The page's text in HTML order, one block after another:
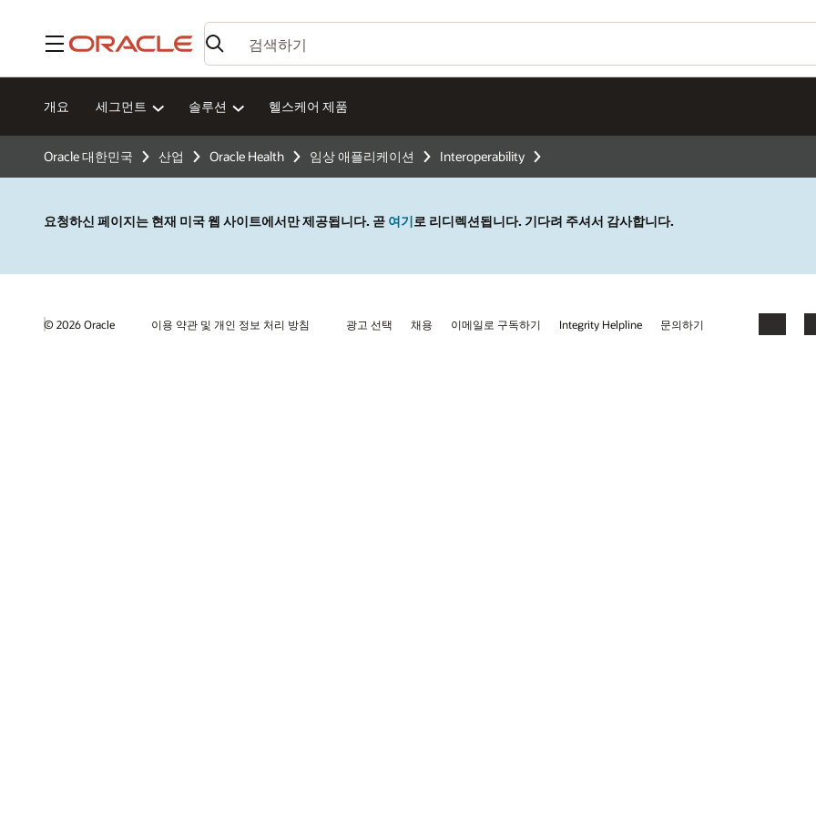
메뉴
개요 세그먼트 솔루션 헬스케어 제품
Oracle 대한민국 산업 Oracle Health 임상 애플리케이션 Interoperability
요청하신 페이지는 현재 미국 웹 사이트에서만 제공됩니다. 곧 여기로 리디렉션됩니다. 기다려 주셔서 감사합니다.
© 2026 Oracle 이용 약관 및 개인 정보 처리 방침 광고 선택 채용 이메일로 구독하기 Integrity Helpline 문의하기 Facebook